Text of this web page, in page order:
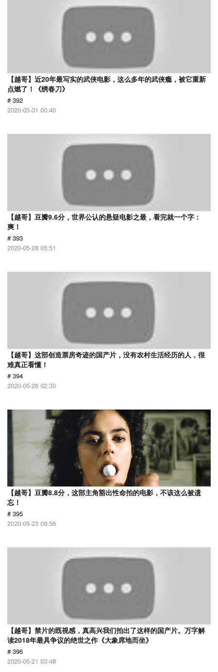
【越哥】近20年最写实的武侠电影，这么多年的武侠瘾，被它重新
点燃了！《绣春刀》
# 392
2020-05-31 00:40
【越哥】豆瓣9.6分，世界公认的悬疑电影之最，看完就一个字：
爽！
# 393
2020-05-28 05:51
【越哥】这部创造票房奇迹的国产片，没有农村生活经历的人，很
难真正看懂！
# 394
2020-05-26 02:30
【越哥】豆瓣8.8分，这部主角豁出性命拍的电影，不该这么被遗
忘！
# 395
2020-05-23 09:56
【越哥】禁片的既视感，真高兴我们拍出了这样的国产片。万字解
读2018年最具争议的绝世之作《大象席地而坐》
# 396
2020-05-21 03:48